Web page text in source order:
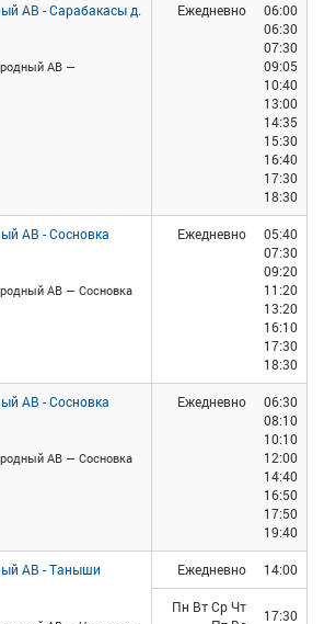
АВ - Сарабакасы д.
АВ —
Ежедневно
06:00
06:30
07:30
09:05
10:40
13:00
14:35
15:30
16:40
17:30
18:30
АВ - Сосновка
АВ — Сосновка
Ежедневно
05:40
07:30
09:20
11:20
13:20
16:10
17:30
18:30
АВ - Сосновка
АВ — Сосновка
Ежедневно
06:30
08:10
10:10
12:00
14:40
16:50
17:50
19:40
АВ - Таныши
Ежедневно 14:00
Пн Вт Ср Чт
17:30